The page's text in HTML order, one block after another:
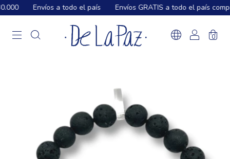
Envíos a todo el país Envíos GRATIS a todo el país
0